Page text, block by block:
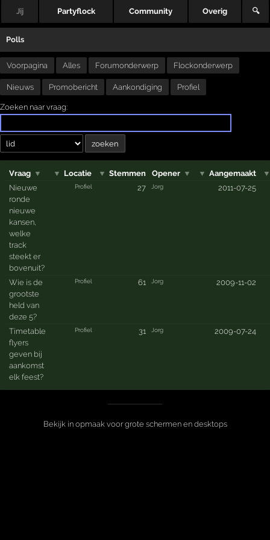
Jij Partyflock Community Overig 🔍
Polls
Voorpagina Alles Forumonderwerp Flockonderwerp
Nieuws Promobericht Aankondiging Profiel
Zoeken naar vraag:
Vraag ▼ ▼ Locatie ▼ Stemmen Opener ▼ ▼ Aangemaakt
Nieuwe
ronde
nieuwe
kansen,
welke
track
steekt er
bovenuit?
Profiel 27 Jorg 2011-07-25
Wie is de
grootste
held van
deze 5?
Profiel 61 Jorg 2009-11-02
Timetable
flyers
geven bij
aankomst
elk feest?
Profiel 31 Jorg 2009-07-24
Bekijk in opmaak voor grote schermen en desktops